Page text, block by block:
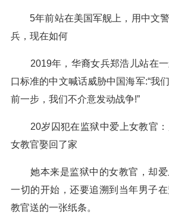
5年前站在美国军舰上，用中文警
兵，现在如何
2019年，华裔女兵郑浩儿站在一
口标准的中文喊话威胁中国海军:“我
前一步，我们不介意发动战争!”
20岁囚犯在监狱中爱上女教官：
女教官娶回了家
她本来是监狱中的女教官，却爱
一切的开始，还要追溯到当年男子
教官送的一张纸条。